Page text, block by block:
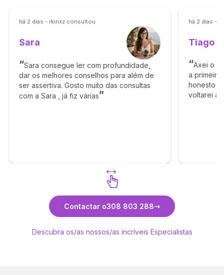
há 2 dias - rkinxz consultou
Sara
Sara consegue ler com profundidade,
dar os melhores conselhos para além de
ser assertiva. Gosto muito das consultas
com a Sara , já fiz várias
há 2 dias -
Tiago
Axei o
a
honesto e
voltarei
Contactar o308 803 288
Descubra os/as nossos/as incríveis Especialistas